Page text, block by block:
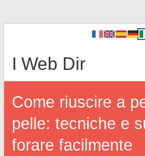
I Web Dir
Come riuscire a
pelle: tecniche e
forare facilmente